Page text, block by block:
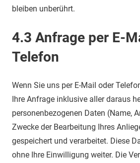
bleiben unberührt.
4.3 Anfrage per E-
Telefon
Wenn Sie uns per E-Mail oder
Ihre Anfrage inklusive aller daraus
personenbezogenen Daten (Name,
Zwecke der Bearbeitung Ihres
gespeichert und verarbeitet. Diese
ohne Ihre Einwilligung weiter. Die